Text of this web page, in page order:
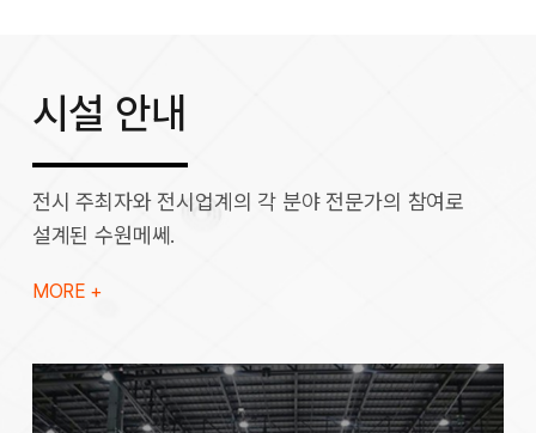
시설 안내
전시 주최자와 전시업계의 각 분야 전문가의 참여로
설계된 수원메쎄.
MORE +